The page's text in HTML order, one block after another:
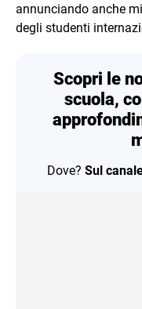
annunciando anche
degli studenti
Scopri le
scuola,
Dove? Sul